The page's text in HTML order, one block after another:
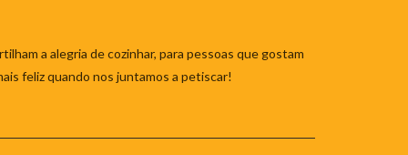
a alegria de cozinhar, para pessoas que gostam
feliz quando nos juntamos a petiscar!